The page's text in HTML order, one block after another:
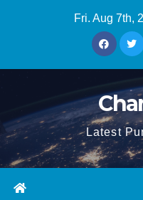
Fri. Aug 7th,
Latest